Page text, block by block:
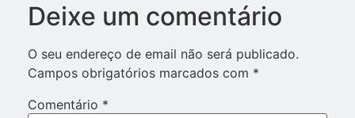
Deixe um comentário
O seu endereço de email não será publicado.
Campos obrigatórios marcados com *
Comentário *